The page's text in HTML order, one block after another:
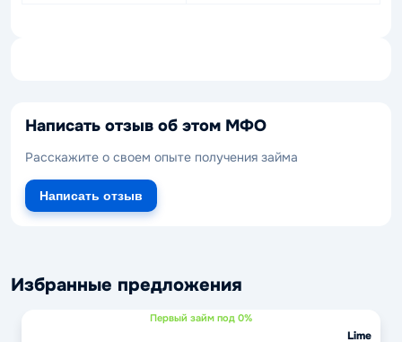
Написать отзыв об этом МФО
Расскажите о своем опыте получения займа
Написать отзыв
Избранные предложения
Первый займ под 0%
Lime